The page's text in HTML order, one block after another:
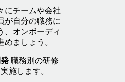
にチームや会社
が自分の職務に
、オンボーディ
ましょう。
職務別の研修
施します。